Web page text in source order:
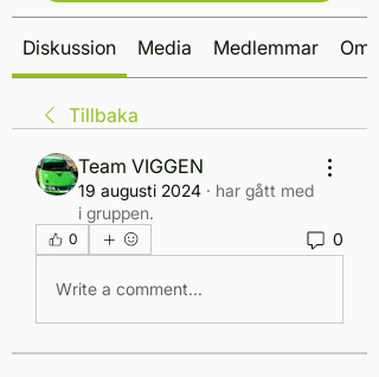
Diskussion Media Medlemmar Om
Tillbaka
Team VIGGEN
19 augusti 2024 · har gått med
i gruppen.
0 0
Write a comment...